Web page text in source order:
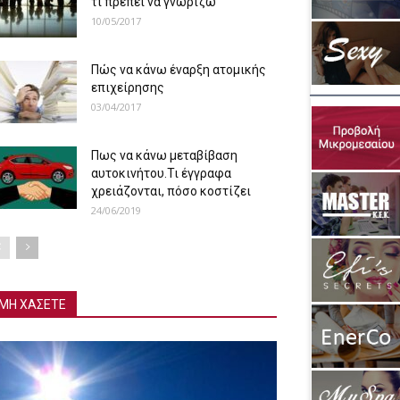
10/05/2017
Πώς να κάνω έναρξη ατομικής
επιχείρησης
03/04/2017
Πως να κάνω μεταβίβαση
αυτοκινήτου.Τι έγγραφα
χρειάζονται, πόσο κοστίζει
24/06/2019
ΧΑΣΕΤΕ